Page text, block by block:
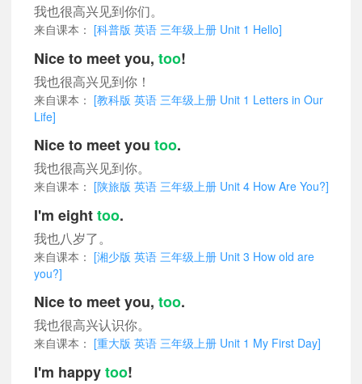
我也很高兴见到你们。
来自课本： [科普版 英语 三年级上册 Unit 1 Hello]
Nice to meet you, too!
我也很高兴见到你！
来自课本： [教科版 英语 三年级上册 Unit 1 Letters in Our
Life]
Nice to meet you too.
我也很高兴见到你。
来自课本： [陕旅版 英语 三年级上册 Unit 4 How Are You?]
I'm eighttoo.
我也八岁了。
来自课本： [湘少版 英语 三年级上册 Unit 3 How old are
you?]
Nice to meet you, too.
我也很高兴认识你。
来自课本： [重大版 英语 三年级上册 Unit 1 My First Day]
I'm happytoo!